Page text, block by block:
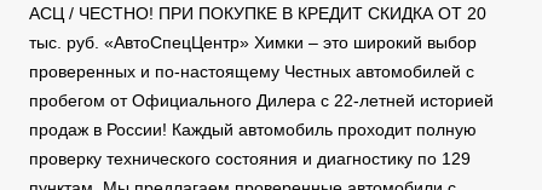
АСЦ / ЧЕСТНО! ПРИ ПОКУПКЕ В КРЕДИТ СКИДКА ОТ 20
тыс. руб. «АвтоСпецЦентр» Химки – это широкий выбор
проверенных и по-настоящему Честных автомобилей с
пробегом от Официального Дилера с 22-летней историей
продаж в России! Каждый автомобиль проходит полную
проверку технического состояния и диагностику по 129